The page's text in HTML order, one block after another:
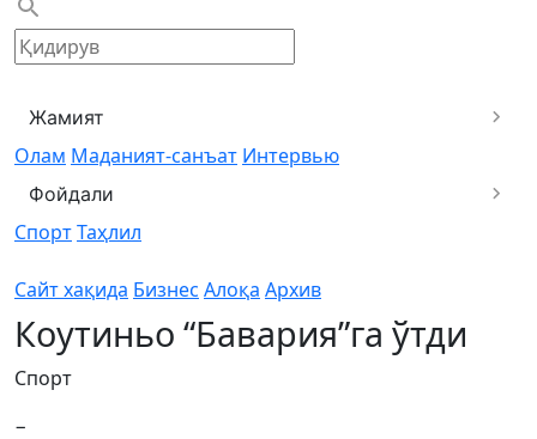
Жамият
Олам Маданият-санъат Интервью
Фойдали
СпортТаҳлил
Сайт хақида Бизнес Алоқа Архив
Коутиньо “Бавария”га ўтди
Спорт
−